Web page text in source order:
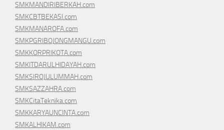
SMKMANDIRIBERKAH.com
SMKCBTBEKASI.com
SMKMANAROFA.com
SMKPGRIBOJONGMANGU.com
SMKKORPRIKOTA.com
SMKITDARULHIDAYAH.com
SMKSIROJULUMMAH.com
SMKSAZZAHRA.com
SMKCitaTeknika.com
SMKKARYAUNCINTA.com
SMKALHIKAM.com